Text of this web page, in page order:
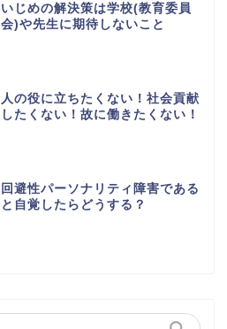
いじめの解決策は学校(教育委員
会)や先生に期待しないこと
人の役に立ちたくない！社会貢献
したくない！故に働きたくない！
回避性パーソナリティ障害である
と自覚したらどうする？